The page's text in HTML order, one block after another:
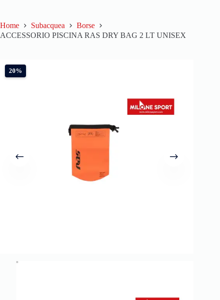
Home Subacquea
Borse
ACCESSORIO PISCINA RAS DRY BAG 2 LT UNISEX
20%